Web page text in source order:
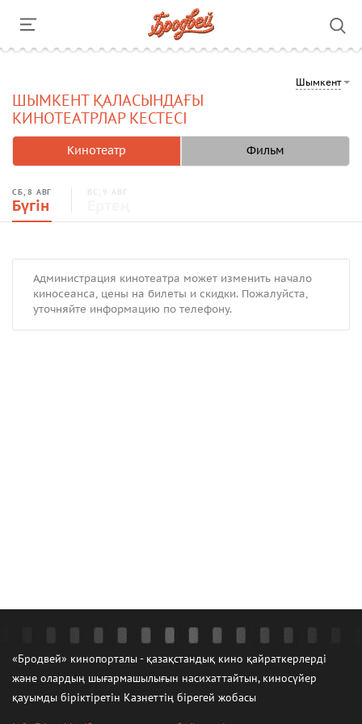
Шымкент
ШЫМКЕНТ ҚАЛАСЫНДАҒЫ
КИНОТЕАТРЛАР КЕСТЕСІ
Кинотеатр Фильм
СБ, 8 АВГ
Бүгін
ВС, 9 АВГ
Администрация кинотеатра может изменить начало
киносеанса, цены на билеты и скидки. Пожалуйста,
уточняйте информацию по телефону.
«Бродвей» кинопорталы - қазақстандық кино қайраткерлерді
және олардың шығармашылығын насихаттайтын, киносүйер
қауымды біріктіретін Казнеттің бірегей жобасы